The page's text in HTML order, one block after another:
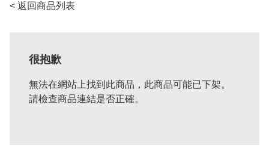
< 返回商品列表
很抱歉
無法在網站上找到此商品，此商品可能已下架。
請檢查商品連結是否正確。